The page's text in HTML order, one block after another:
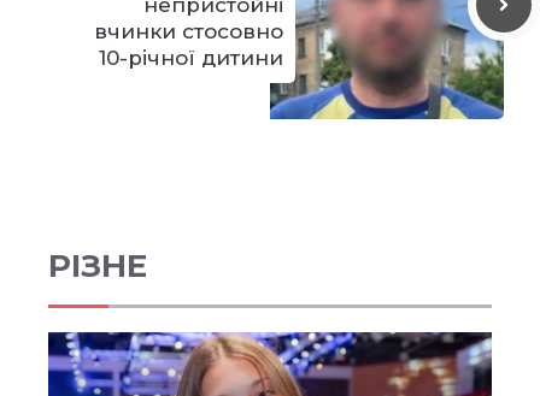
вчинки стосовно
10-річної дитини
РІЗНЕ